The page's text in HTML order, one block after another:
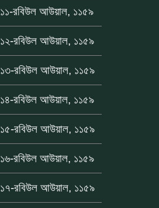
১১-রবিউল আউয়াল, ১১৫৯
১২-রবিউল আউয়াল, ১১৫৯
১৩-রবিউল আউয়াল, ১১৫৯
১৪-রবিউল আউয়াল, ১১৫৯
১৫-রবিউল আউয়াল, ১১৫৯
১৬-রবিউল আউয়াল, ১১৫৯
১৭-রবিউল আউয়াল, ১১৫৯